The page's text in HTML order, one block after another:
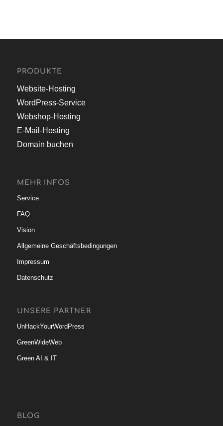
PRODUKTE
Website-Hosting
WordPress-Service
Webshop-Hosting
E-Mail-Hosting
Domain buchen
MEHR INFOS
Service
FAQ
Vision
Allgemeine Geschäftsbedingungen
Impressum
Datenschutz
UNSERE PARTNER
UnHackYourWordPress
GreenWideWeb
Green AI & IT
BLOG